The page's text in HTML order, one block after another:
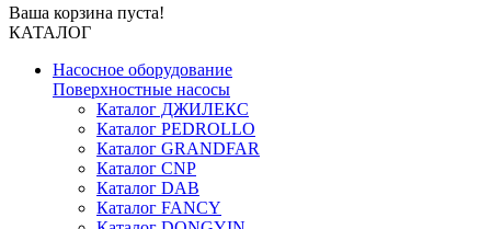
Ваша корзина пуста!
КАТАЛОГ
Насосное оборудование
Поверхностные насосы
Каталог ДЖИЛЕКС
Каталог PEDROLLO
Каталог GRANDFAR
Каталог CNP
Каталог DAB
Каталог FANCY